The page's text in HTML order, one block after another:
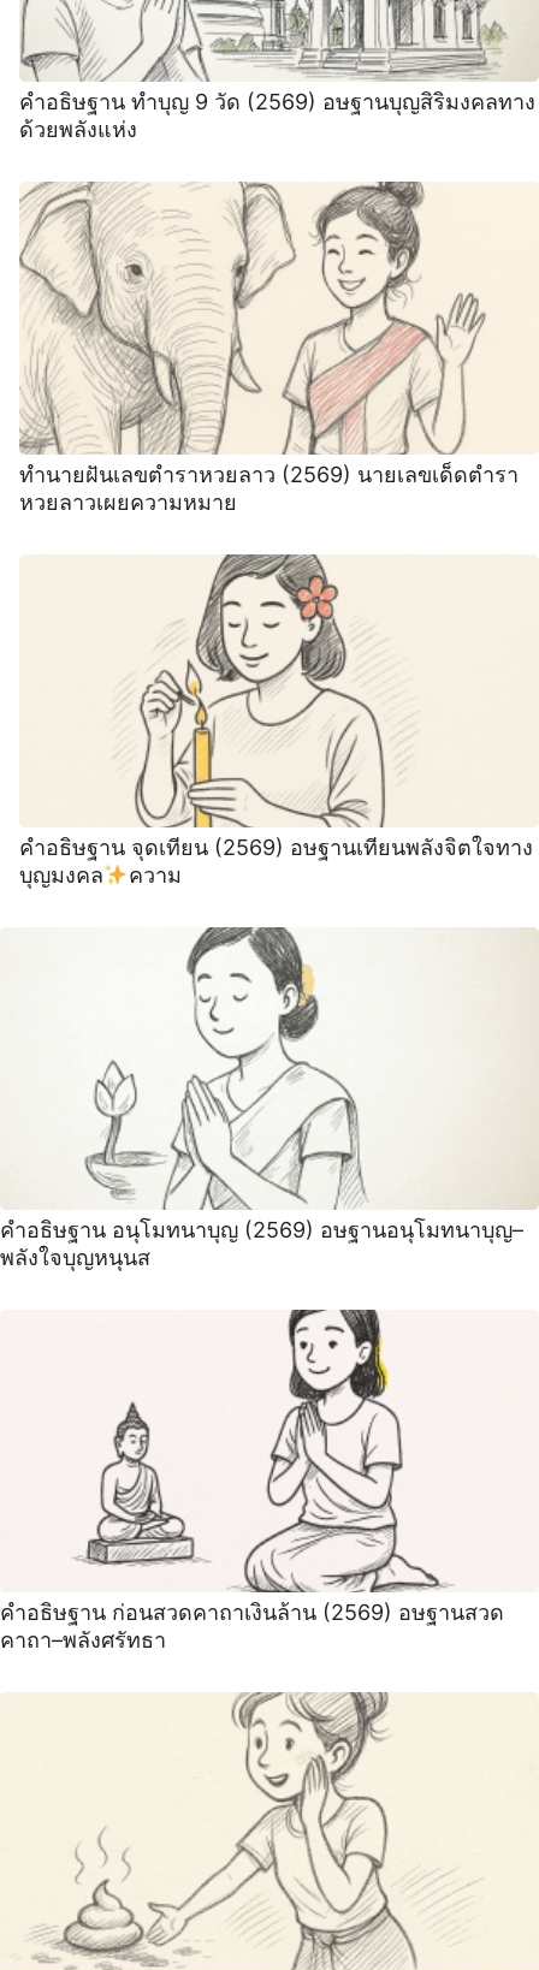
คำอธิษฐาน ทำบุญ 9 วัด (2569) อษฐานบุญสิริมงคลทาง
ด้วยพลังแห่ง
ทำนายฝันเลขตำราหวยลาว (2569) นายเลขเด็ดตำรา
หวยลาวเผยความหมาย
คำอธิษฐาน จุดเทียน (2569) อษฐานเทียนพลังจิตใจทาง
บุญมงคล
ความ
คำอธิษฐาน อนุโมทนาบุญ (2569) อษฐานอนุโมทนาบุญ–
พลังใจบุญหนุนส
คำอธิษฐาน ก่อนสวดคาถาเงินล้าน (2569) อษฐานสวด
คาถา–พลังศรัทธา